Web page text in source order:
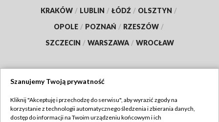
KRAKÓW / LUBLIN / ŁÓDŹ / OLSZTYN /
OPOLE / POZNAŃ / RZESZÓW /
SZCZECIN / WARSZAWA / WROCŁAW
TVP
Szanujemy Twoją prywatność
Kliknij "Akceptuję i przechodzę do serwisu", aby wyrazić zgody na
korzystanie z technologii automatycznego śledzenia i zbierania danych,
dostęp do informacji na Twoim urządzeniu końcowym i ich